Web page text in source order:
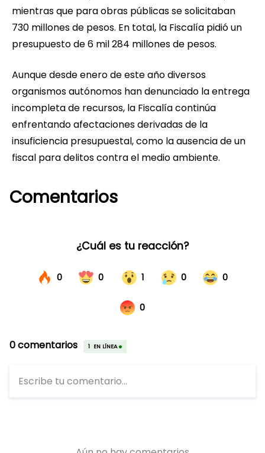
mientras que para obras públicas se solicitaban
730 millones de pesos. En total, la Fiscalía pidió un
presupuesto de 6 mil 284 millones de pesos.
Aunque desde enero de este año diversos
organismos autónomos han denunciado la entrega
incompleta de recursos, la Fiscalía continúa
enfrentando afectaciones derivadas de la
insuficiencia presupuestal, como la ausencia de un
fiscal para delitos contra el medio ambiente.
Comentarios